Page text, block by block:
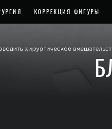
КОРРЕКЦИЯ ФИГУРЫ
хирургическое